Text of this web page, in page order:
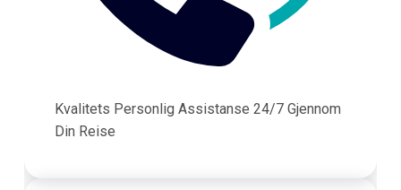
Kvalitets Personlig Assistanse 24/7 Gjennom
Din Reise